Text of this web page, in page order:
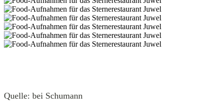
Quelle: bei Schumann